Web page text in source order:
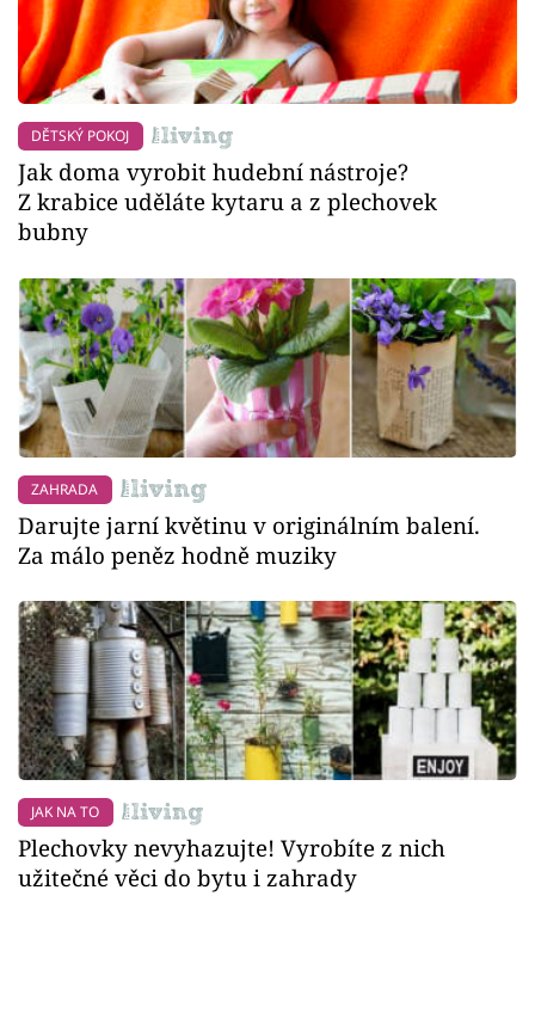
DĚTSKÝ POKOJ
Jak doma vyrobit hudební nástroje?
Z krabice uděláte kytaru a z plechovek
bubny
ZAHRADA
Darujte jarní květinu v originálním balení.
Za málo peněz hodně muziky
JAK NA TO
Plechovky nevyhazujte! Vyrobíte z nich
užitečné věci do bytu i zahrady